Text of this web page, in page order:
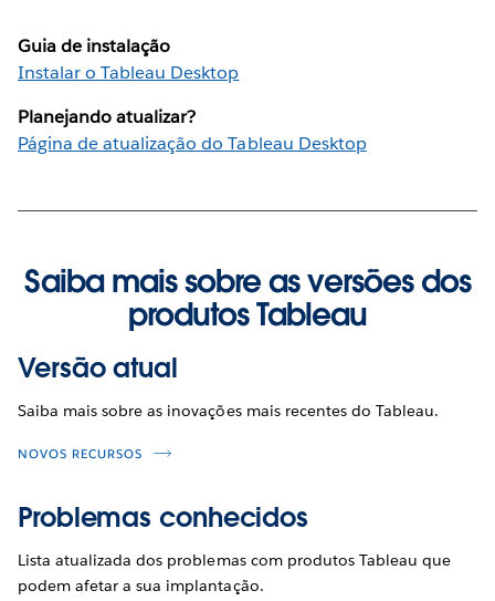
Guia de instalação
Instalar o Tableau Desktop
Planejando atualizar?
Página de atualização do Tableau Desktop
Saiba mais sobre as versões dos
produtos Tableau
Versão atual
Saiba mais sobre as inovações mais recentes do Tableau.
NOVOS RECURSOS
Problemas conhecidos
Lista atualizada dos problemas com produtos Tableau que
podem afetar a sua implantação.